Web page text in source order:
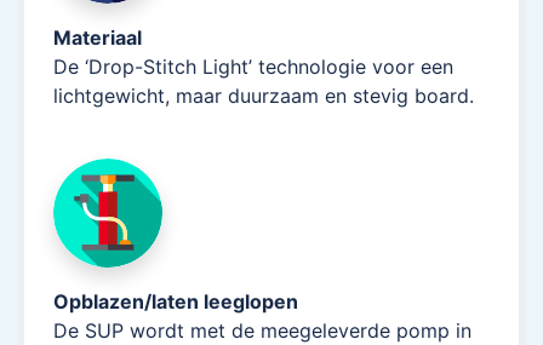
Materiaal
De ‘Drop-Stitch Light’ technologie voor een
lichtgewicht, maar duurzaam en stevig board.
Opblazen/laten leeglopen
De SUP wordt met de meegeleverde pomp in